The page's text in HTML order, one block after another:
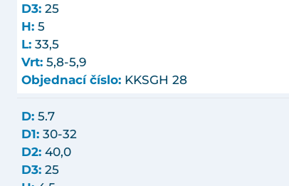
D3: 25
H: 5
L: 33,5
Vrt: 5,8-5,9
Objednací číslo: KKSGH 28
D: 5.7
D1: 30-32
D2: 40,0
D3: 25